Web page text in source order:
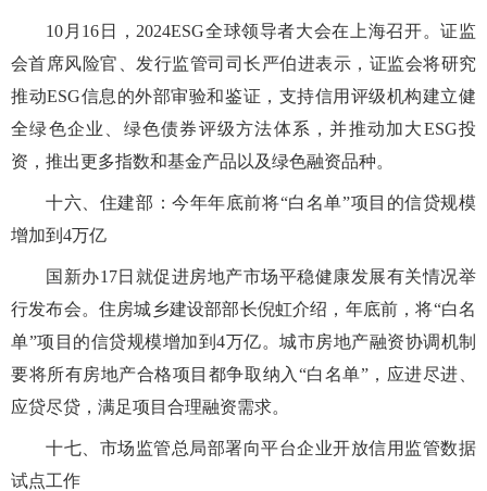
10月16日，2024ESG全球领导者大会在上海召开。证监
会首席风险官、发行监管司司长严伯进表示，证监会将研究
推动ESG信息的外部审验和鉴证，支持信用评级机构建立健
全绿色企业、绿色债券评级方法体系，并推动加大ESG投
资，推出更多指数和基金产品以及绿色融资品种。
十六、住建部：今年年底前将“白名单”项目的信贷规模
增加到4万亿
国新办17日就促进房地产市场平稳健康发展有关情况举
行发布会。住房城乡建设部部长倪虹介绍，年底前，将“白名
单”项目的信贷规模增加到4万亿。城市房地产融资协调机制
要将所有房地产合格项目都争取纳入“白名单”，应进尽进、
应贷尽贷，满足项目合理融资需求。
十七、市场监管总局部署向平台企业开放信用监管数据
试点工作